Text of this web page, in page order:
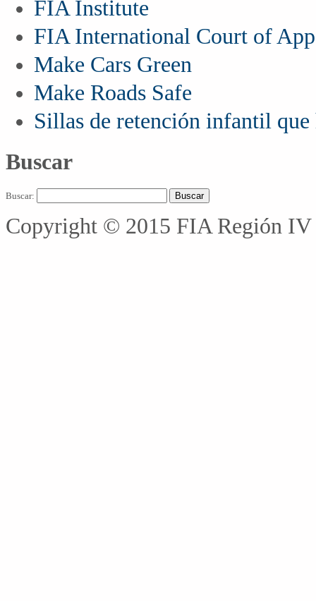
FIA Institute
FIA International Court of
Make Cars Green
Make Roads Safe
Sillas de retención infantil que
Buscar
Buscar:
Copyright © 2015 FIA Región